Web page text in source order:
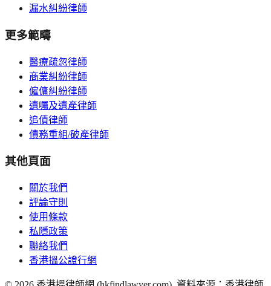
漏水糾紛律師
更多範疇
醫療疏忽律師
商業糾紛律師
僱傭糾紛律師
遺囑及遺產律師
追債律師
債務重組/破產律師
其他頁面
關於我們
評論守則
使用條款
私隱政策
聯絡我們
香港搵公證行網